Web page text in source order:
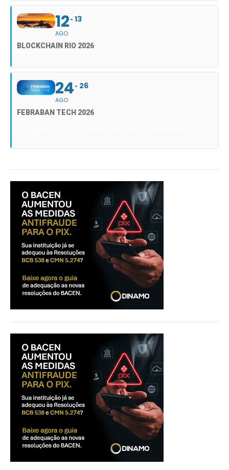
12
AGO
13
BLOCKCHAIN RIO 2026
24
AGO
26
FEBRABAN TECH 2026